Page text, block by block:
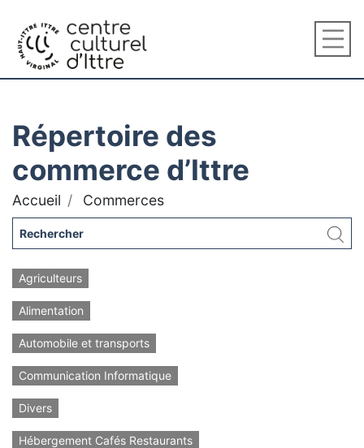
Répertoire des
commerce d’Ittre
Accueil Commerces
Agriculteurs
Alimentation
Automobile et transports
Communication Informatique
Divers
Hébergement Cafés Restaurants